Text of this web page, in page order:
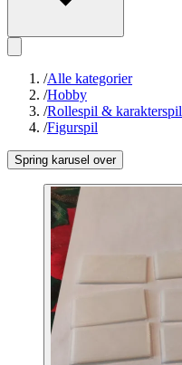
/Alle kategorier
/Hobby
/Rollespil & karakterspil
/Figurspil
Spring karusel over